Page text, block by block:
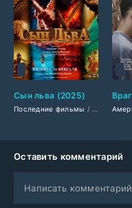
Сын льва (2025)
Последние фильмы / Фильмы
Оставить комментарий
Написать комментарий